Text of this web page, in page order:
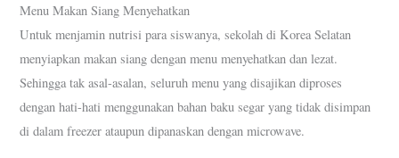
Menu Makan Siang Menyehatkan
Untuk menjamin nutrisi para siswanya, sekolah di Korea Selatan
menyiapkan makan siang dengan menu menyehatkan dan lezat.
Sehingga tak asal-asalan, seluruh menu yang disajikan diproses
dengan hati-hati menggunakan bahan baku segar yang tidak disimpan
di dalam freezer ataupun dipanaskan dengan microwave.